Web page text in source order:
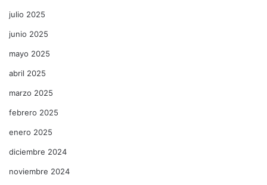
julio 2025
junio 2025
mayo 2025
abril 2025
marzo 2025
febrero 2025
enero 2025
diciembre 2024
noviembre 2024